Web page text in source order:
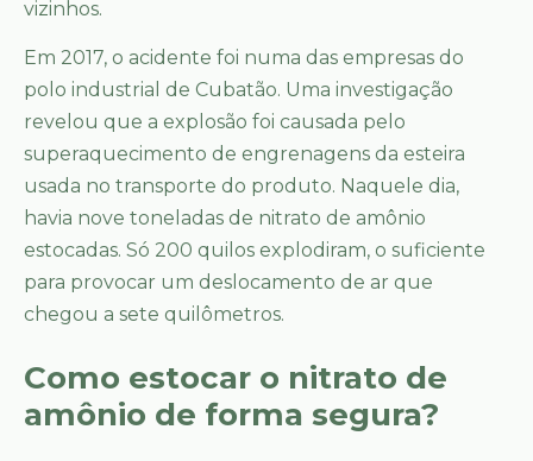
vizinhos.
Em 2017, o acidente foi numa das empresas do
polo industrial de Cubatão. Uma investigação
revelou que a explosão foi causada pelo
superaquecimento de engrenagens da esteira
usada no transporte do produto. Naquele dia,
havia nove toneladas de nitrato de amônio
estocadas. Só 200 quilos explodiram, o suficiente
para provocar um deslocamento de ar que
chegou a sete quilômetros.
Como estocar o nitrato de
amônio de forma segura?